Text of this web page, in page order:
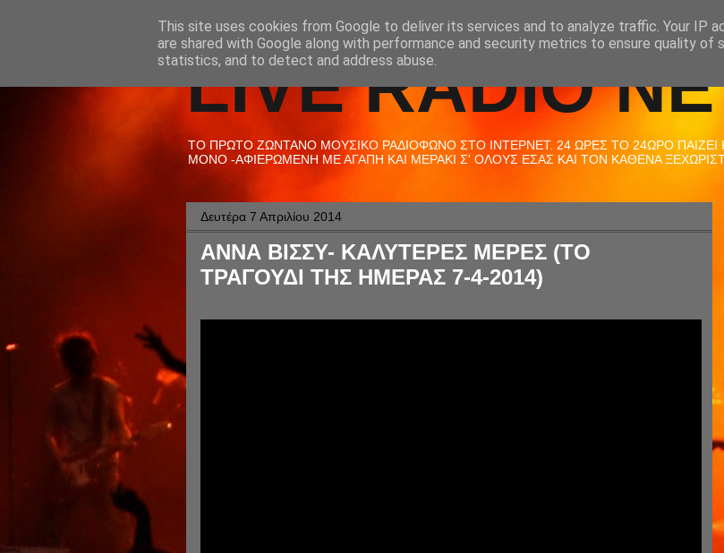
LIVE RADIO
ΤΟ ΠΡΩΤΟ ΖΩΝΤΑΝΟ ΜΟΥΣΙΚΟ ΡΑΔΙΟΦΩΝΟ ΣΤΟ ΙΝΤΕΡΝΕΤ. 24 ΩΡΕΣ ΤΟ 24ΩΡΟ ΠΑΙΖΕΙ
ΜΟΝΟ -ΑΦΙΕΡΩΜΕΝΗ ΜΕ ΑΓΑΠΗ ΚΑΙ ΜΕΡΑΚΙ Σ' ΟΛΟΥΣ ΕΣΑΣ ΚΑΙ ΤΟΝ ΚΑΘΕΝΑ
Δευτέρα 7 Απριλίου 2014
ΑΝΝΑ ΒΙΣΣΥ- ΚΑΛΥΤΕΡΕΣ ΜΕΡΕΣ (ΤΟ
ΤΡΑΓΟΥΔΙ ΤΗΣ ΗΜΕΡΑΣ 7-4-2014)
This site uses cookies from Google to deliver its services and to analyze traffic. Your IP
are shared with Google along with performance and security metrics to ensure quality of
statistics, and to detect and address abuse.